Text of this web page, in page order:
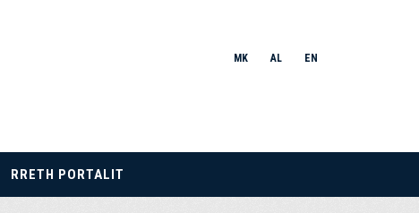
MK AL EN
RRETH PORTALIT